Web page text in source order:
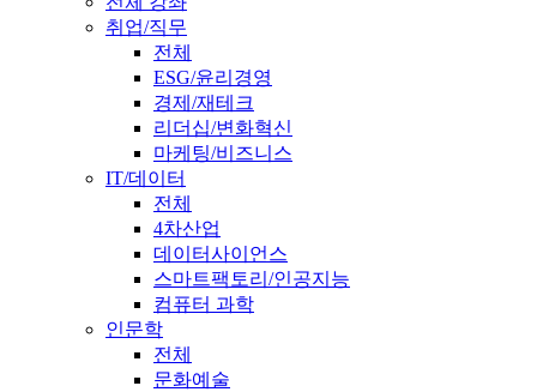
취업/직무
전체
ESG/윤리경영
경제/재테크
리더십/변화혁신
마케팅/비즈니스
IT/데이터
전체
4차산업
데이터사이언스
스마트팩토리/인공지능
컴퓨터 과학
인문학
전체
문화예술